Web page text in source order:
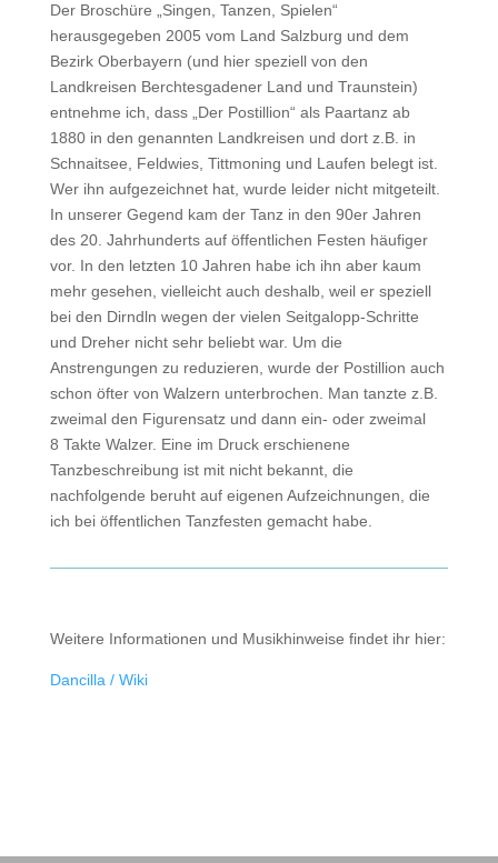
Der Broschüre „Singen, Tanzen, Spielen“
herausgegeben 2005 vom Land Salzburg und dem
Bezirk Oberbayern (und hier speziell von den
Landkreisen Berchtesgadener Land und Traunstein)
entnehme ich, dass „Der Postillion“ als Paartanz ab
1880 in den genannten Landkreisen und dort z.B. in
Schnaitsee, Feldwies, Tittmoning und Laufen belegt ist.
Wer ihn aufgezeichnet hat, wurde leider nicht mitgeteilt.
In unserer Gegend kam der Tanz in den 90er Jahren
des 20. Jahrhunderts auf öffentlichen Festen häufiger
vor. In den letzten 10 Jahren habe ich ihn aber kaum
mehr gesehen, vielleicht auch deshalb, weil er speziell
bei den Dirndln wegen der vielen Seitgalopp-Schritte
und Dreher nicht sehr beliebt war. Um die
Anstrengungen zu reduzieren, wurde der Postillion auch
schon öfter von Walzern unterbrochen. Man tanzte z.B.
zweimal den Figurensatz und dann ein- oder zweimal
8 Takte Walzer. Eine im Druck erschienene
Tanzbeschreibung ist mit nicht bekannt, die
nachfolgende beruht auf eigenen Aufzeichnungen, die
ich bei öffentlichen Tanzfesten gemacht habe.
Weitere Informationen und Musikhinweise findet ihr hier:
Dancilla / Wiki